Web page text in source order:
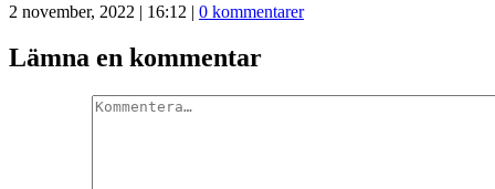
2 november, 2022 | 16:12 | 0 kommentarer
Lämna en kommentar